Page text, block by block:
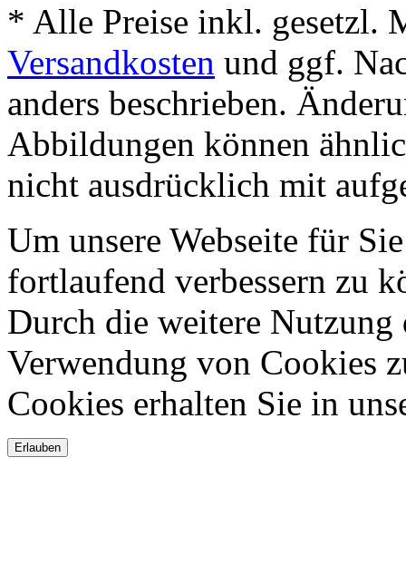
* Alle Preise inkl. gesetzl.
Versandkosten und ggf.
anders beschrieben.
Abbildungen können
nicht ausdrücklich mit
Um unsere Webseite für
fortlaufend verbessern zu
Durch die weitere Nutzung
Verwendung von Cookies
Cookies erhalten Sie in
Erlauben